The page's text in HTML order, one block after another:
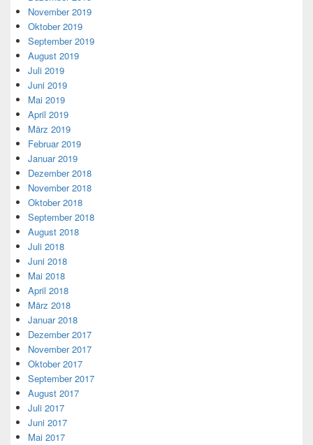
November 2019
Oktober 2019
September 2019
August 2019
Juli 2019
Juni 2019
Mai 2019
April 2019
März 2019
Februar 2019
Januar 2019
Dezember 2018
November 2018
Oktober 2018
September 2018
August 2018
Juli 2018
Juni 2018
Mai 2018
April 2018
März 2018
Januar 2018
Dezember 2017
November 2017
Oktober 2017
September 2017
August 2017
Juli 2017
Juni 2017
Mai 2017